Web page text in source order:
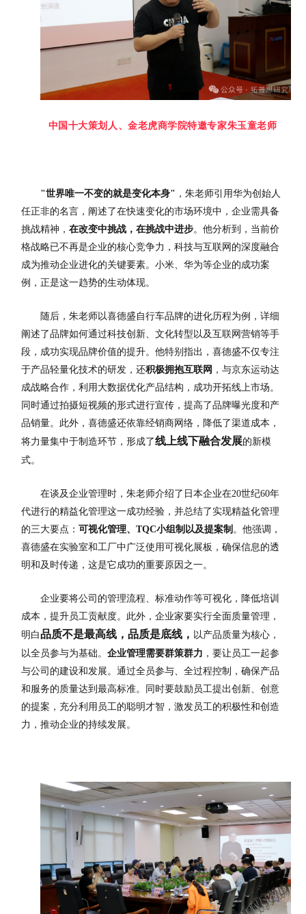
中国十大策划人、金老虎商学院特邀专家朱玉童老师
"世界唯一不变的就是变化本身" ，朱老师引用华为创始人
任正非的名言，阐述了在快速变化的市场环境中，企业需具备
挑战精神，在改变中挑战，在挑战中进步。他分析到，当前价
格战略已不再是企业的核心竞争力，科技与互联网的深度融合
成为推动企业进化的关键要素。小米、华为等企业的成功案
例，正是这一趋势的生动体现。
随后，朱老师以喜德盛自行车品牌的进化历程为例，详细
阐述了品牌如何通过科技创新、文化转型以及互联网营销等手
段，成功实现品牌价值的提升。他特别指出，喜德盛不仅专注
于产品轻量化技术的研发，还积极拥抱互联网 ，与京东运动达
成战略合作，利用大数据优化产品结构，成功开拓线上市场。
同时通过拍摄短视频的形式进行宣传，提高了品牌曝光度和产
品销量。此外，喜德盛还依靠经销商网络，降低了渠道成本，
将力量集中于制造环节，形成了线上线下融合发展的新模
式。
在谈及企业管理时，朱老师介绍了日本企业在20世纪60年
代进行的精益化管理这一成功经验，并总结了实现精益化管理
的三大要点：可视化管理、TQC小组制以及提案制 。他强调，
喜德盛在实验室和工厂中广泛使用可视化展板，确保信息的透
明和及时传递，这是它成功的重要原因之一。
企业要将公司的管理流程、标准动作等可视化，降低培训
成本，提升员工贡献度。此外，企业家要实行全面质量管理，
明白品质不是最高线，品质是底线 ， 以产品质量为核心，
以全员参与为基础。企业管理需要群策群力 ，要让员工一起参
与公司的建设和发展。通过全员参与、全过程控制，确保产品
和服务的质量达到最高标准。同时要鼓励员工提出创新、创意
的提案，充分利用员工的聪明才智，激发员工的积极性和创造
力，推动企业的持续发展。